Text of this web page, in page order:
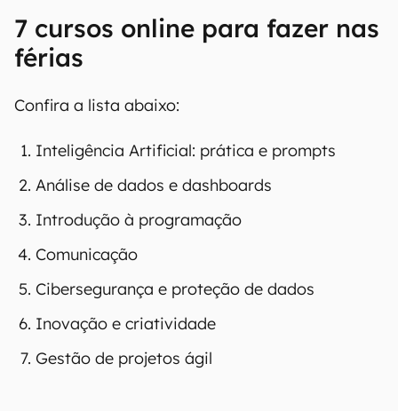
7 cursos online para fazer nas
férias
Confira a lista abaixo:
Inteligência Artificial: prática e prompts
Análise de dados e dashboards
Introdução à programação
Comunicação
Cibersegurança e proteção de dados
Inovação e criatividade
Gestão de projetos ágil